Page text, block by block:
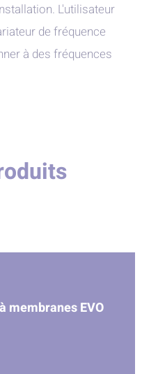
L'utilisateur
de fréquence
à des fréquences
membranes EVO